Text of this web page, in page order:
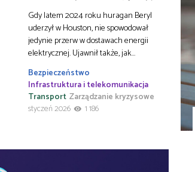
Gdy latem 2024 roku huragan Beryl
uderzył w Houston, nie spowodował
jedynie przerw w dostawach energii
elektrycznej. Ujawnił także, jak…
Bezpieczeństwo
Infrastruktura i telekomunikacja
Transport Zarządzanie kryzysowe
styczeń 2026
1 186